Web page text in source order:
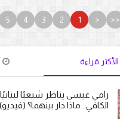
<<
<
1
2
3
4
5
الأكثر قراءة
رامي عيسى يناظر شيعيًا
الكافي.. ماذا دار بينهما؟ (فيديو)